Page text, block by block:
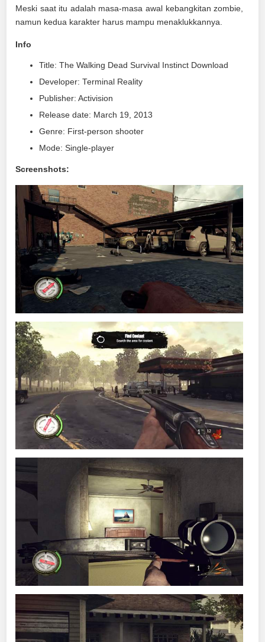
Meski saat itu adalah masa-masa awal kebangkitan zombie,
namun kedua karakter harus mampu menaklukkannya.
Info
Title: The Walking Dead Survival Instinct Download
Developer: Terminal Reality
Publisher: Activision
Release date: March 19, 2013
Genre: First-person shooter
Mode: Single-player
Screenshots: